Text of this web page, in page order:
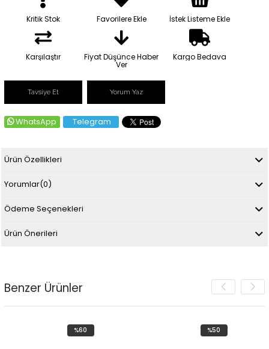
Kritik Stok Favorilere Ekle İstek Listeme Ekle
Karşılaştır Fiyat Düşünce Haber
Ver
Kargo Bedava
Tavsiye Et Yorum Yaz
WhatsApp Telegram
Ürün Özellikleri
Yorumlar(0)
Ödeme Seçenekleri
Ürün Önerileri
Benzer Ürünler